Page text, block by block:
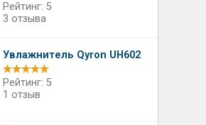
Рейтинг: 5
3 отзыва
Увлажнитель Qyron UH602
Рейтинг: 5
1 отзыв